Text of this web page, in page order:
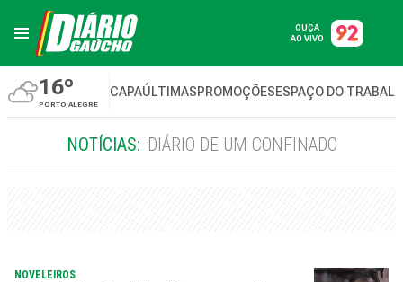
OUÇA
AO VIVO
16º
PORTO ALEGRE
CAPAÚLTIMASPROMOÇÕESESPAÇO DO
NOTÍCIAS: DIÁRIO DE UM CONFINADO
NOVELEIROS